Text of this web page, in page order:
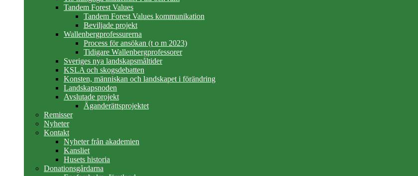
Tandem Forest Values
Tandem Forest Values kommunikation
Beviljade projekt
Wallenbergprofessurerna
Process för ansökan (t o m 2023)
Tidigare Wallenbergprofessorer
Sveriges nya landskapsmåltider
KSLA och skogsdebatten
Konsten, människan och landskapet i förändring
Landskapsnoden
Avslutade projekt
Äganderättsprojektet
Remisser
Nyheter
Kontakt
Nyheter från akademien
Kansliet
Husets historia
Donationsgårdarna